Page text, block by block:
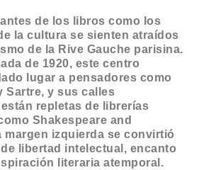
de los libros como los
la cultura se sienten atraídos
de la Rive Gauche parisina.
de 1920, este centro
lugar a pensadores como
Sartre, y sus calles
repletas de librerías
Shakespeare and
margen izquierda se convirtió
libertad intelectual, encanto
literaria atemporal.